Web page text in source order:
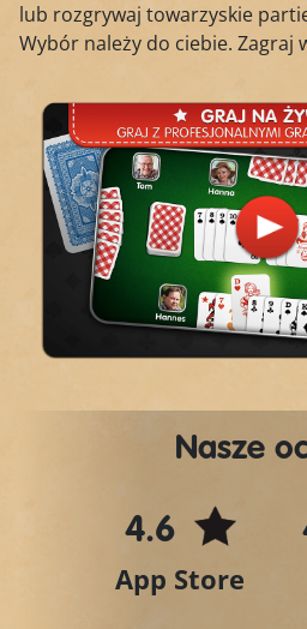
lub rozgrywaj towarzyskie
Wybór należy do ciebie. Zagraj
Nasze
4.6
App Store